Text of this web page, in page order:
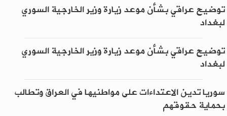
توضيح عراقي بشأن موعد زيارة وزير الخارجية السوري
لبغداد
توضيح عراقي بشأن موعد زيارة وزير الخارجية السوري
لبغداد
سوريا تدين الاعتداءات على مواطنيها في العراق وتطالب
بحماية حقوقهم